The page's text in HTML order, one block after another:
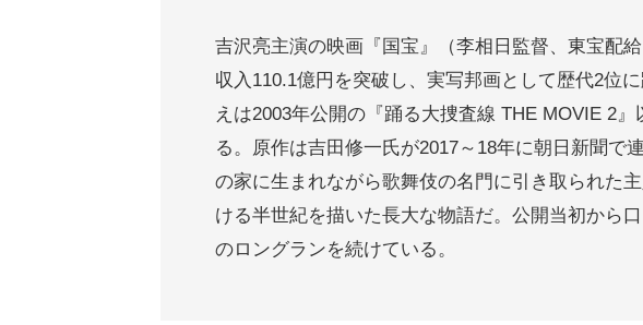
吉沢亮主演の映画『国宝』（李相日監督、東宝配
収入110.1億円を突破し、実写邦画として歴代2位
えは2003年公開の『踊る大捜査線 THE MOVIE 2
る。原作は吉田修一氏が2017～18年に朝日新聞で
の家に生まれながら歌舞伎の名門に引き取られた
ける半世紀を描いた長大な物語だ。公開当初から
のロングランを続けている。